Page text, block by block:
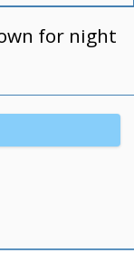
for night